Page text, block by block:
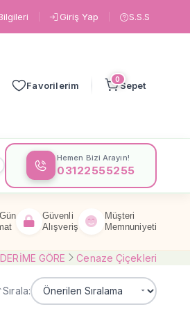
Giriş Yap S.S.S
Favorilerim
0
Sepet
Göre Çiçeklere Göre
Hemen Bizi Arayın!
03122555255
Güvenli
Alışveriş
Müşteri
Memnuniyeti
GÖRE Cenaze Çiçekleri
Sırala: